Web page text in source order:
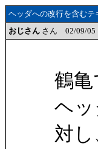
ヘッダへの改行を含むテ
おじさん さん 02/09/05
鶴
ヘッ
対し